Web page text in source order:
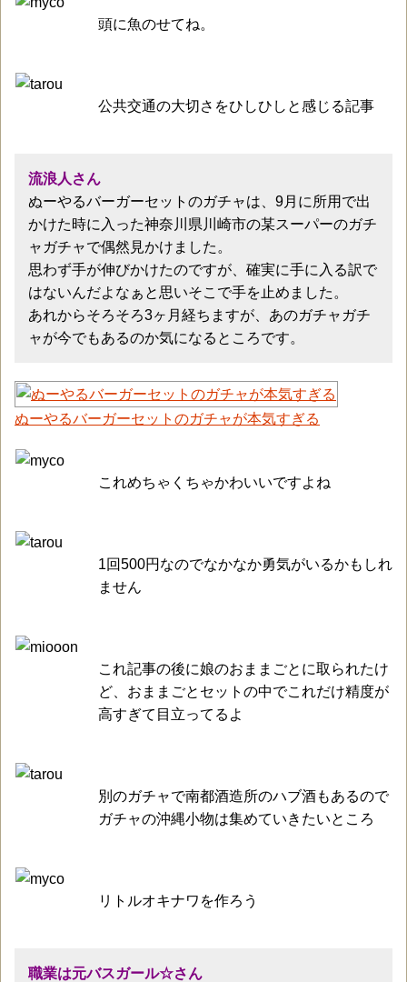
頭に魚のせてね。
公共交通の大切さをひしひしと感じる記事
流浪人さん
ぬーやるバーガーセットのガチャは、9月に所用で出
かけた時に入った神奈川県川崎市の某スーパーのガチ
ャガチャで偶然見かけました。
思わず手が伸びかけたのですが、確実に手に入る訳で
はないんだよなぁと思いそこで手を止めました。
あれからそろそろ3ヶ月経ちますが、あのガチャガチ
ャが今でもあるのか気になるところです。
ぬーやるバーガーセットのガチャが本気すぎる
これめちゃくちゃかわいいですよね
1回500円なのでなかなか勇気がいるかもしれ
ません
これ記事の後に娘のおままごとに取られたけ
ど、おままごとセットの中でこれだけ精度が
高すぎて目立ってるよ
別のガチャで南都酒造所のハブ酒もあるので
ガチャの沖縄小物は集めていきたいところ
リトルオキナワを作ろう
職業は元バスガール☆さん